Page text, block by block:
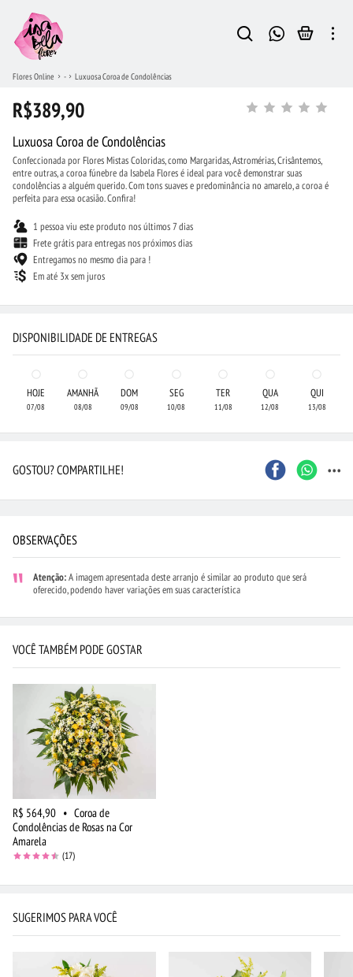
Flores Online - Luxuosa Coroa de Condolências
R$389,90
Luxuosa Coroa de Condolências
Confeccionada por Flores Mistas Coloridas, como Margaridas, Astromérias, Crisântemos,
entre outras, a coroa fúnebre da Isabela Flores é ideal para você demonstrar suas
condolências a alguém querido. Com tons suaves e predominância no amarelo, a coroa é
perfeita para essa ocasião. Confira!
1 pessoa viu este produto nos últimos 7 dias
Frete grátis para entregas nos próximos dias
Entregamos no mesmo dia para !
Em até 3x sem juros
DISPONIBILIDADE DE ENTREGAS
HOJE
07/08
AMANHÃ
08/08
DOM
09/08
SEG
10/08
TER
11/08
QUA
12/08
QUI
13/08
GOSTOU? COMPARTILHE! ...
OBSERVAÇÕES
Atenção:A imagem apresentada deste arranjo é similar ao produto que será
oferecido, podendo haver variações em suas característica
VOCÊ TAMBÉM PODE GOSTAR
R$ 564,90 • Coroa de
Condolências de Rosas na Cor
Amarela
(17)
SUGERIMOS PARA VOCÊ